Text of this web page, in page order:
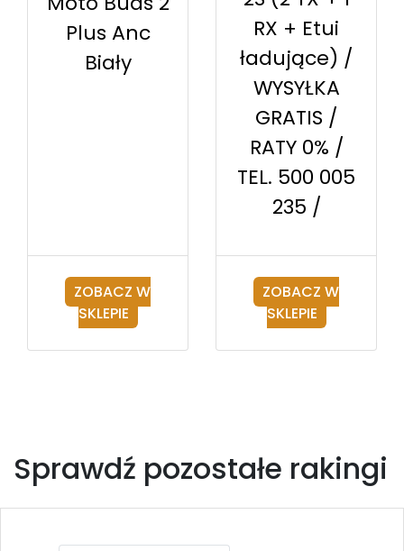
Plus Anc
Biały
ZOBACZ W
SKLEPIE
RX + Etui
ładujące) /
WYSYŁKA
GRATIS /
RATY 0% /
TEL. 500 005
235 /
ZOBACZ W
SKLEPIE
Sprawdź pozostałe rakingi